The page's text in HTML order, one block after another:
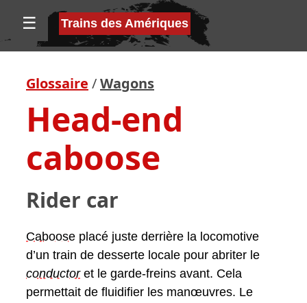
☰ Trains des Amériques
Glossaire /Wagons
Head-end
caboose
Rider car
Caboose placé juste derrière la locomotive
d’un train de desserte locale pour abriter le
conductoret le garde-freins avant. Cela
permettait de fluidifier les manœuvres. Le